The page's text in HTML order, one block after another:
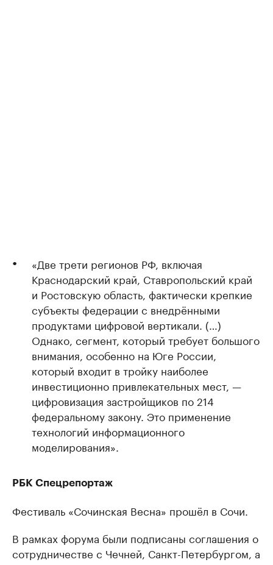
«Две трети регионов РФ, включая
Краснодарский край, Ставропольский край
и Ростовскую область, фактически крепкие
субъекты федерации с внедрёнными
продуктами цифровой вертикали. (…)
Однако, сегмент, который требует большого
внимания, особенно на Юге России,
который входит в тройку наиболее
инвестиционно привлекательных мест, —
цифровизация застройщиков по 214
федеральному закону. Это применение
технологий информационного
моделирования».
РБК Спецрепортаж
Фестиваль «Сочинская Весна» прошёл в Сочи.
В рамках форума были подписаны соглашения о
сотрудничестве с Чечней, Санкт-Петербургом, а